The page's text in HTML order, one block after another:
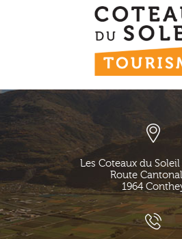
Les Coteaux du
Route
1964